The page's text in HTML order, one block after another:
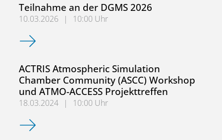
Teilnahme an der DGMS 2026
10.03.2026 |
10:00 Uhr
Teilnahme an der DGMS 2026
ACTRIS Atmospheric Simulation
Chamber Community (ASCC) Workshop
und ATMO-ACCESS Projekttreffen
18.03.2024 |
10:00 Uhr
ACTRIS Atmospheric Simulation Chamber Community